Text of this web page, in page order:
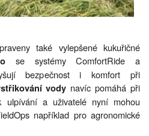
také vylepšené kukuřičné
se systémy ComfortRide a
bezpečnost i komfort při
vody navíc pomáhá při
ulpívání a uživatelé nyní mohou
například pro agronomické